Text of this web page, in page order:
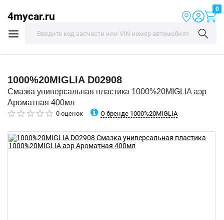
4mycar.ru
0
1000%20MIGLIA D02908
Смазка универсальная пластика 1000%20MIGLIA аэр
Ароматная 400мл
0 оценок О бренде 1000%20MIGLIA